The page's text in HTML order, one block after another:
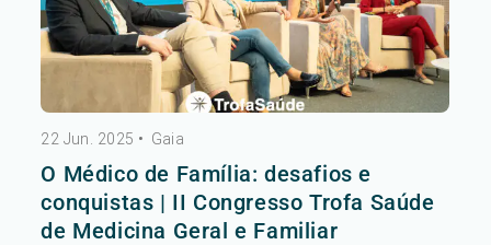
22 Jun. 2025 • Gaia
O Médico de Família: desafios e
conquistas | II Congresso Trofa Saúde
de Medicina Geral e Familiar